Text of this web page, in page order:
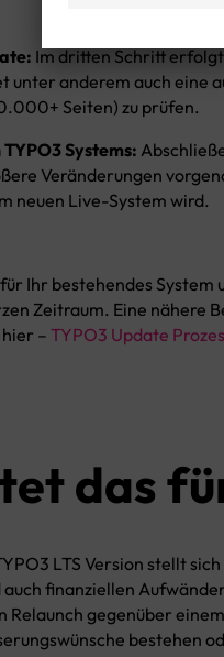
Im dritten Schritt
unter anderem auch
Seiten) zu prüfen.
Systems:
Veränderungen
neuen Live-System wird.
Ihr bestehendes
Zeitraum. Eine nähere
– TYPO3 Update
das
LTS Version stellt
finanziellen
Relaunch gegenüber
bestehen